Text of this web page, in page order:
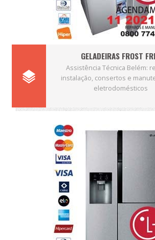
GELADEIRAS FROST
Assistência Técnica Belém:
instalação, consertos e
eletrodomésticos